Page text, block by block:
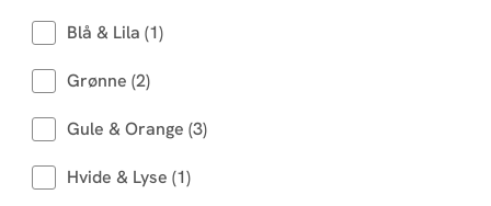
Blå & Lila (1)
Grønne (2)
Gule & Orange (3)
Hvide & Lyse (1)